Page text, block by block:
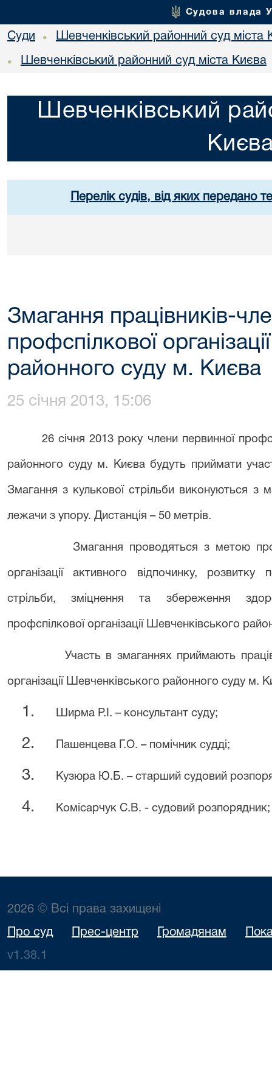
Судова влада
Суди • Шевченківський районний суд міста
• Шевченківський районний суд міста Києва
Шевченківський
Перелік судів, від яких передано
Змагання працівників-
профспілкової
районного суду м. Києва
25 січня 2013, 15:06
26 січня 2013 року члени первинної
районного суду м. Києва будуть приймати
Змагання з кулькової стрільби виконуються з
лежачи з упору. Дистанція – 50 метрів.
Змагання проводяться з метою
організації активного відпочинку,
стрільби, зміцнення та збереження
профспілкової організації Шевченківського
Участь в змаганнях приймають
організації Шевченківського районного суду м.
1. Ширма Р.І. – консультант суду;
2. Пашенцева Г.О. – помічник судді;
3. Кузюра Ю.Б. – старший судовий
4. Комісарчук С.В. - судовий розпорядник;
2026 © Всі права захищені
Про суд Прес-центр Громадянам
v1.38.1